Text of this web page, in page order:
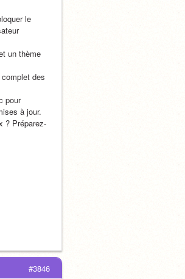
le
un thème
des
pour
à jour.
? Préparez-
#3846